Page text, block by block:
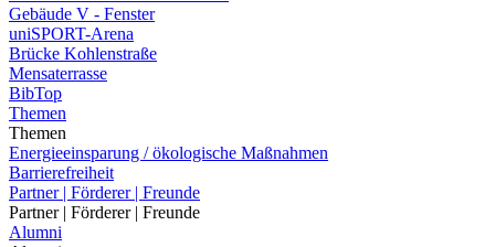
Gebäude V - Fenster
uniSPORT-Arena
Brücke Kohlenstraße
Mensaterrasse
BibTop
Themen
Themen
Energieeinsparung / ökologische Maßnahmen
Barrierefreiheit
Partner | Förderer | Freunde
Partner | Förderer | Freunde
Alumni